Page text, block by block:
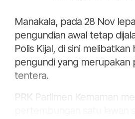
Manakala, pada 28 Nov
pengundian awal tetap
Polis Kijal, di sini melibatkan
pengundi yang merupakan
tentera.
PRK Parlimen Kemaman